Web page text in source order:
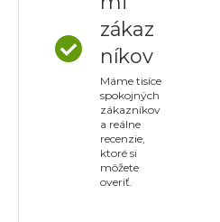
zákaz
níkov
Máme tisíce
spokojných
zákazníkov
a reálne
recenzie,
ktoré si
môžete
overiť.